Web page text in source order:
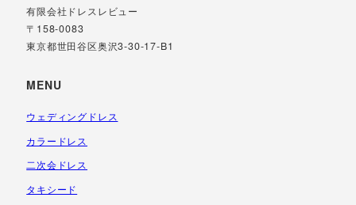
有限会社ドレスレビュー
〒158-0083
東京都世田谷区奥沢3-30-17-B1
MENU
ウェディングドレス
カラードレス
二次会ドレス
タキシード